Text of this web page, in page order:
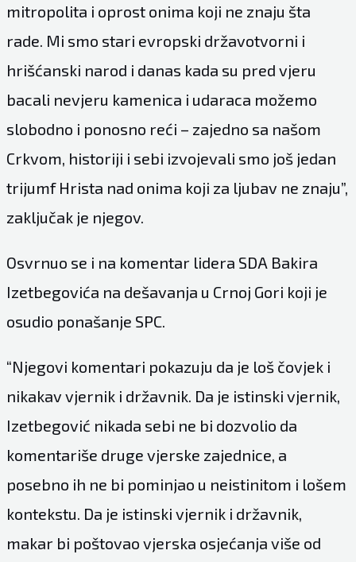
mitropolita i oprost onima koji ne znaju šta
rade. Mi smo stari evropski državotvorni i
hrišćanski narod i danas kada su pred vjeru
bacali nevjeru kamenica i udaraca možemo
slobodno i ponosno reći – zajedno sa našom
Crkvom, historiji i sebi izvojevali smo još jedan
trijumf Hrista nad onima koji za ljubav ne znaju”,
zaključak je njegov.
Osvrnuo se i na komentar lidera SDA Bakira
Izetbegovića na dešavanja u Crnoj Gori koji je
osudio ponašanje SPC.
“Njegovi komentari pokazuju da je loš čovjek i
nikakav vjernik i državnik. Da je istinski vjernik,
Izetbegović nikada sebi ne bi dozvolio da
komentariše druge vjerske zajednice, a
posebno ih ne bi pominjao u neistinitom i lošem
kontekstu. Da je istinski vjernik i državnik,
makar bi poštovao vjerska osjećanja više od